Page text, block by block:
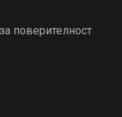
поверителност